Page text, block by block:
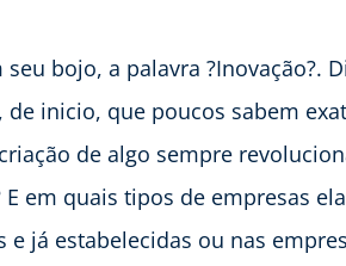
seu bojo, a palavra ?Inovação?.
de inicio, que poucos sabem
de algo sempre
em quais tipos de empresas
e já estabelecidas ou nas